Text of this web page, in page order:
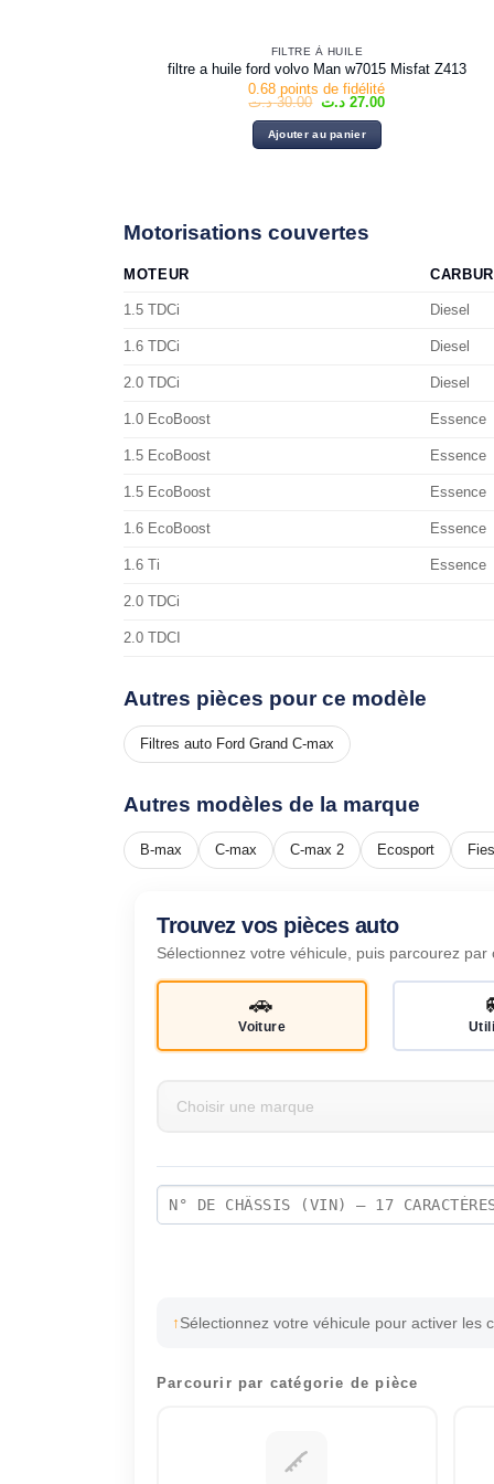
FILTRE À HUILE
filtre a huile ford volvo Man w7015 Misfat Z413
0.68 points de fidélité
30.00 د.ت
Le
prix
initial
était :
27.00 د.ت
Le
Ajouter au panier
Motorisations couvertes
MOTEUR
1.5 TDCi Diesel
1.6 TDCi Diesel
2.0 TDCi Diesel
1.0 EcoBoost Essence
1.5 EcoBoost Essence
1.5 EcoBoost Essence
1.6 EcoBoost Essence
1.6 Ti Essence
2.0 TDCi
2.0 TDCI
Autres pièces pour ce modèle
Filtres auto Ford Grand C-max
Autres modèles de la marque
B-max C-max C-max 2 Ecosport
Trouvez vos pièces auto
Sélectionnez votre véhicule, puis parcourez par
🚗
Voiture
Sélectionnez votre véhicule pour activer les
Parcourir par catégorie de pièce